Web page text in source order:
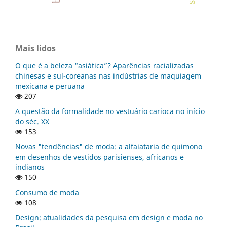
Mais lidos
O que é a beleza “asiática”? Aparências racializadas
chinesas e sul-coreanas nas indústrias de maquiagem
mexicana e peruana
207
A questão da formalidade no vestuário carioca no início
do séc. XX
153
Novas "tendências" de moda: a alfaiataria de quimono
em desenhos de vestidos parisienses, africanos e
indianos
150
Consumo de moda
108
Design: atualidades da pesquisa em design e moda no